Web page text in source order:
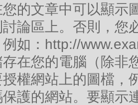
的文章中可以顯示
論區上。否則，您
如：http://
在您的電腦（除非
權網站上的圖檔，
護的網站。要顯示